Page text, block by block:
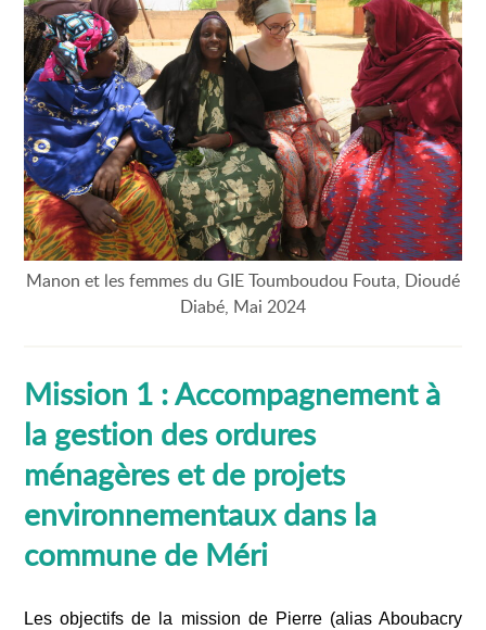
Manon et les femmes du GIE Toumboudou Fouta, Dioudé
Diabé, Mai 2024
Mission 1 : Accompagnement à
la gestion des ordures
ménagères et de projets
environnementaux dans la
commune de Méri
Les objectifs de la mission de Pierre (alias Aboubacry